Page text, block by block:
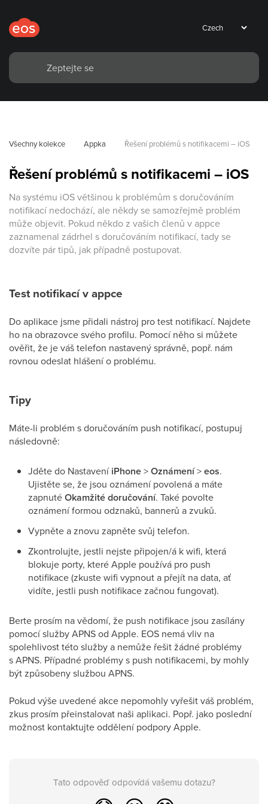
Všechny kolekce Appka Řešení problémů s notifikacemi – iOS
Řešení problémů s notifikacemi – iOS
Na systému iOS většinou k problémům s doručováním
notifikací nedochází, ale někdy se samozřejmě problém
může objevit. Pokud někdo z vašich členů v appce
zaznamenal zádrhel s doručováním notifikací, tady se
dozvíte pár tipů, jak případně postupovat.
Test notifikací v appce
Do aplikace jsme přidali nástroj pro test notifikací. Najdete
ho na obrazovce svého profilu. Pomocí něho si můžete
ověřit, že je váš telefon nastavený správně, popř. nám
rovnou odeslat hlášení o problému.
Tipy
Máte-li problém s doručováním push notifikací, postupuj
následovně:
Jděte do NastaveníiPhone>Oznámení>eos.
Ujistěte se, že jsou oznámení povolená a máte
zapnutéOkamžité doručování. Také povolte
oznámení formou odznaků, bannerů a zvuků.
Vypněte a znovu zapněte svůj telefon.
Zkontrolujte, jestli nejste připojen/á k wifi, která
blokuje porty, které Apple používá pro push
notifikace (zkuste wifi vypnout a přejít na data, ať
vidíte, jestli push notifikace začnou fungovat).
Berte prosím na vědomí, že push notifikace jsou zasílány
pomocí služby APNS od Apple. EOS nemá vliv na
spolehlivost této služby a nemůže řešit žádné problémy
s APNS. Případné problémy s push notifikacemi, by mohly
být způsobeny službou APNS.
Pokud výše uvedené akce nepomohly vyřešit váš problém,
zkus prosím přeinstalovat naši aplikaci. Popř. jako poslední
možnost kontaktujte oddělení podpory Apple.
Tato odpověď odpovídá vašemu dotazu?